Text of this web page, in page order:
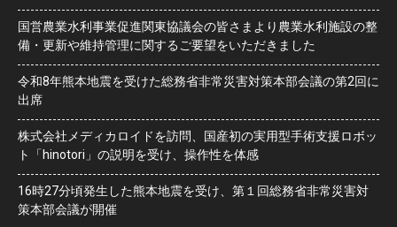
国営農業水利事業促進関東協議会の皆さまより農業水利施設の整
備・更新や維持管理に関するご要望をいただきました
令和8年熊本地震を受けた総務省非常災害対策本部会議の第2回に
出席
株式会社メディカロイドを訪問、国産初の実用型手術支援ロボッ
ト「hinotori」の説明を受け、操作性を体感
16時27分頃発生した熊本地震を受け、第１回総務省非常災害対
策本部会議が開催